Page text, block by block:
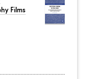
Films